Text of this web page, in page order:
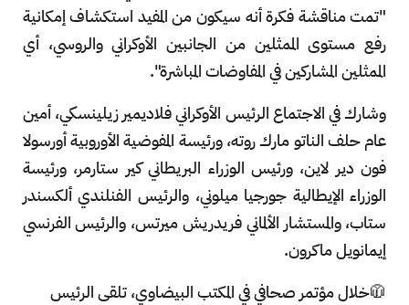
"تمت مناقشة فكرة أنه سيكون من المفيد استكشاف إمكانية
رفع مستوى الممثلين من الجانبين الأوكراني والروسي، أي
الممثلين المشاركين في المفاوضات المباشرة".
وشارك في الاجتماع الرئيس الأوكراني فلاديمير زيلينسكي، أمين
عام حلف الناتو مارك روته، ورئيسة المفوضية الأوروبية أورسولا
فون دير لاين، ورئيس الوزراء البريطاني كير ستارمر، ورئيسة
الوزراء الإيطالية جورجيا ميلوني، والرئيس الفنلندي ألكسندر
ستاب، والمستشار الألماني فريدريش ميرتس، والرئيس الفرنسي
إيمانويل ماكرون.
🧥خلال مؤتمر صحافي في المكتب البيضاوي، تلقى الرئيس